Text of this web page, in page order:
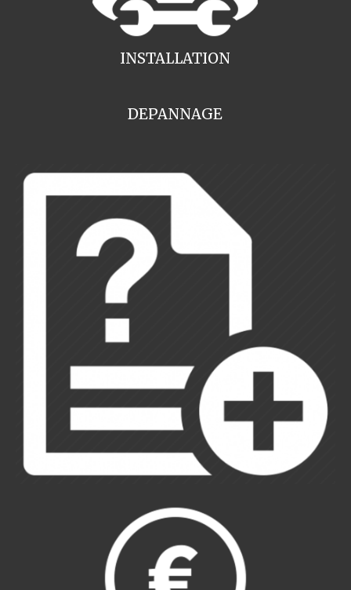
INSTALLATION
DEPANNAGE